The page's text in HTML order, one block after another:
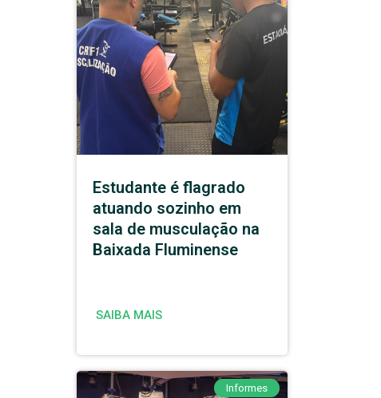
Estudante é flagrado
atuando sozinho em
sala de musculação na
Baixada Fluminense
SAIBA MAIS
Informes